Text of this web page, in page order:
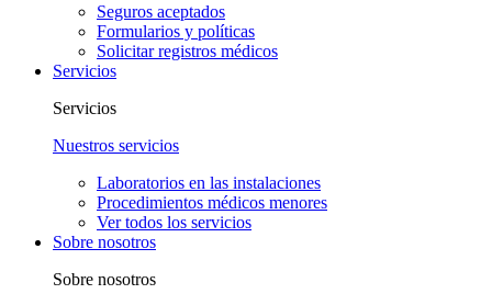
Seguros aceptados
Formularios y políticas
Solicitar registros médicos
Servicios
Servicios
Nuestros servicios
Laboratorios en las instalaciones
Procedimientos médicos menores
Ver todos los servicios
Sobre nosotros
Sobre nosotros